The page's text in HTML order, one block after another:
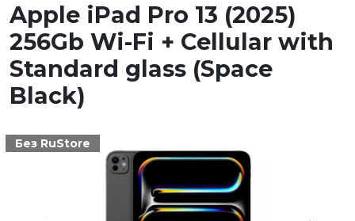
Apple iPad Pro 13 (2025)
256Gb Wi-Fi + Cellular with
Standard glass (Space
Black)
Без RuStore